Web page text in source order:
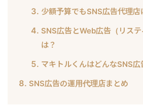
少額予算でもSNS広告代理店
SNS広告とWeb広告（リス
は？
マキトルくんはどんなSNS広
SNS広告の運用代理店まとめ